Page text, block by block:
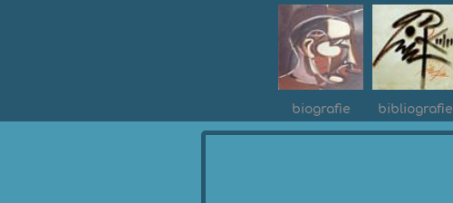
biografie bibliografie